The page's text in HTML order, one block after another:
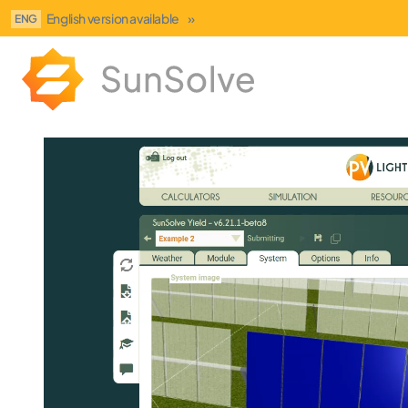
ENG English version available »